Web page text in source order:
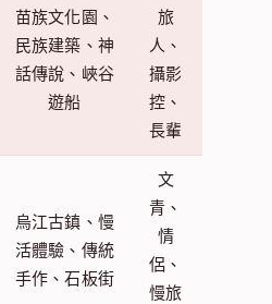
苗族文化園、
民族建築、神
話傳說、峽谷
遊船
旅
人、
攝影
控、
長輩
烏江古鎮、慢
活體驗、傳統
手作、石板街
文
青、
情
侶、
慢旅